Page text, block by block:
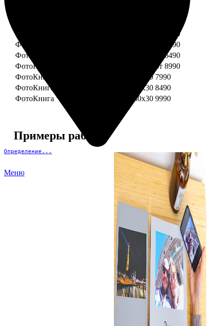
Определение...
Меню
ФотоКнига "Премиум" 20x30
от 4990
ФотоКнига "Премиум" 25x25
от 5990
ФотоКнига "Премиум" 30x30
от 6490
ФотоКнига "Премиум" 30x45
от 8990
ФотоКнига "Премиум" Свадебная 20x20 7990
ФотоКнига "Премиум" Свадебная 20x30 8490
ФотоКнига "Премиум" Свадебная 30x30 9990
Примеры работ